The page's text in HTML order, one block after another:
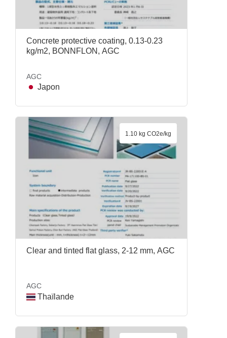
Concrete protective coating, 0.13-0.23
kg/m2, BONNFLON, AGC
AGC
Japon
Clear and tinted flat glass, 2-12 mm, AGC
AGC
Thaïlande
1.10 kg CO2e/kg